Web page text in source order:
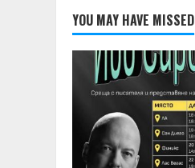
YOU MAY HAVE MISSED